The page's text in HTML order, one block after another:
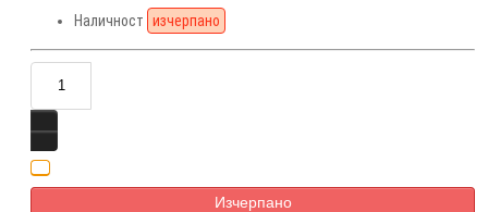
Наличност изчерпано
Изчерпано